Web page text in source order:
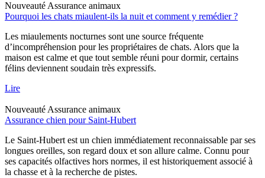
Nouveauté Assurance animaux
Pourquoi les chats miaulent-ils la nuit et comment y remédier ?
Les miaulements nocturnes sont une source fréquente
d’incompréhension pour les propriétaires de chats. Alors que la
maison est calme et que tout semble réuni pour dormir, certains
félins deviennent soudain très expressifs.
Lire
Nouveauté Assurance animaux
Assurance chien pour Saint-Hubert
Le Saint-Hubert est un chien immédiatement reconnaissable par ses
longues oreilles, son regard doux et son allure calme. Connu pour
ses capacités olfactives hors normes, il est historiquement associé à
la chasse et à la recherche de pistes.